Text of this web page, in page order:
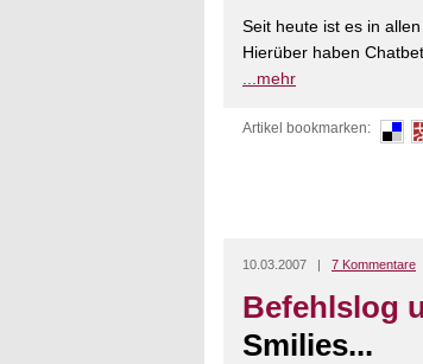
Seit heute ist es in
Hierüber haben
...mehr
Artikel bookmarken:
10.03.2007 | 7 Kommentare
Befehlslog
Smilies...